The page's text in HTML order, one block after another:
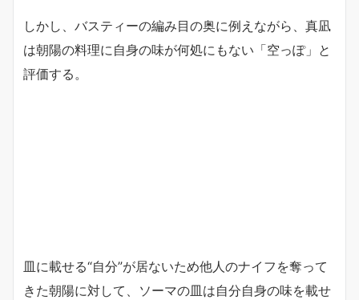
しかし、バスティーの編み目の奥に例えながら、真凪
は朝陽の料理に自身の味が何処にもない「空っぽ」と
評価する。
皿に載せる“自分”が居ないため他人のナイフを奪って
きた朝陽に対して、ソーマの皿は自分自身の味を載せ